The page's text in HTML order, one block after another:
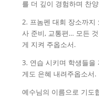
를 더 깊이 경험하며 찬
2. 프놈펜 대회 장소까지
사 준비, 교통편… 모든
게 지켜 주옵소서.
3. 연습 시키며 학생들을
게도 은혜 내려주옵소서.
예수님의 이름으로 기도